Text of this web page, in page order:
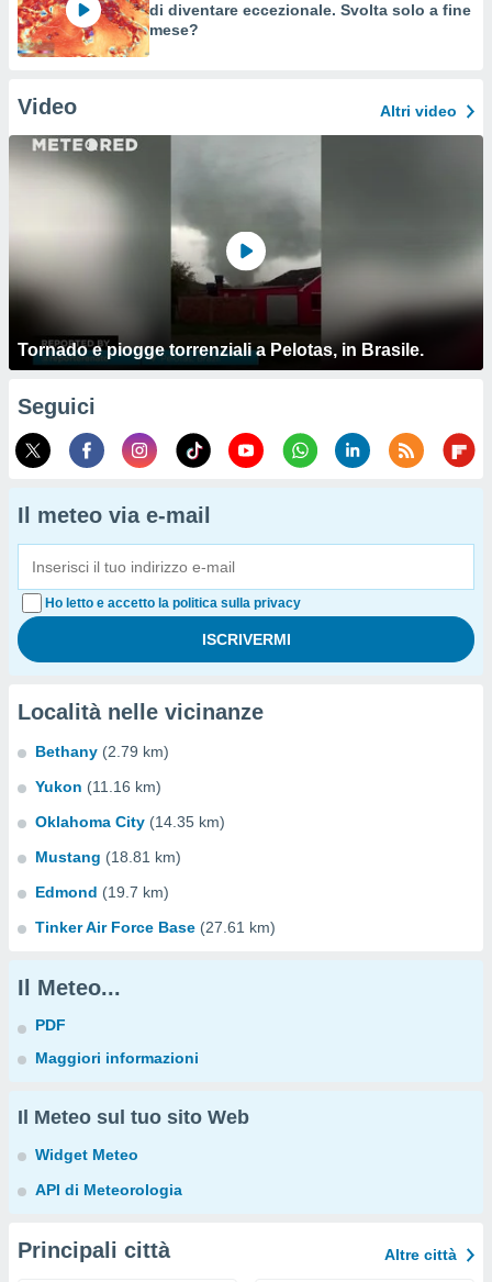
di diventare eccezionale. Svolta solo a fine
mese?
Video Altri video
Tornado e piogge torrenziali a Pelotas, in Brasile.
Seguici
Il meteo via e-mail
Ho letto e accetto la politica sulla privacy
Località nelle vicinanze
Bethany (2.79 km)
Yukon (11.16 km)
Oklahoma City (14.35 km)
Mustang (18.81 km)
Edmond (19.7 km)
Tinker Air Force Base (27.61 km)
Il Meteo...
PDF
Maggiori informazioni
Il Meteo sul tuo sito Web
Widget Meteo
API di Meteorologia
Principali città Altre città